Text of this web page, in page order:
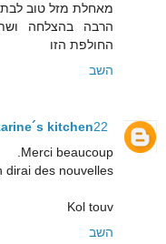
מאחלת מזל טוב
הרבה בהצלחה
החולפת הזו
השב
kitchen22 בנובמבר 2009 בשעה 4:46
Merci beaucoup.
des nouvelles.
Kol touv
השב